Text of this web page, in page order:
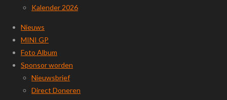
Kalender 2026
Nieuws
MINI GP
Foto Album
Sponsor worden
Nieuwsbrief
Direct Doneren